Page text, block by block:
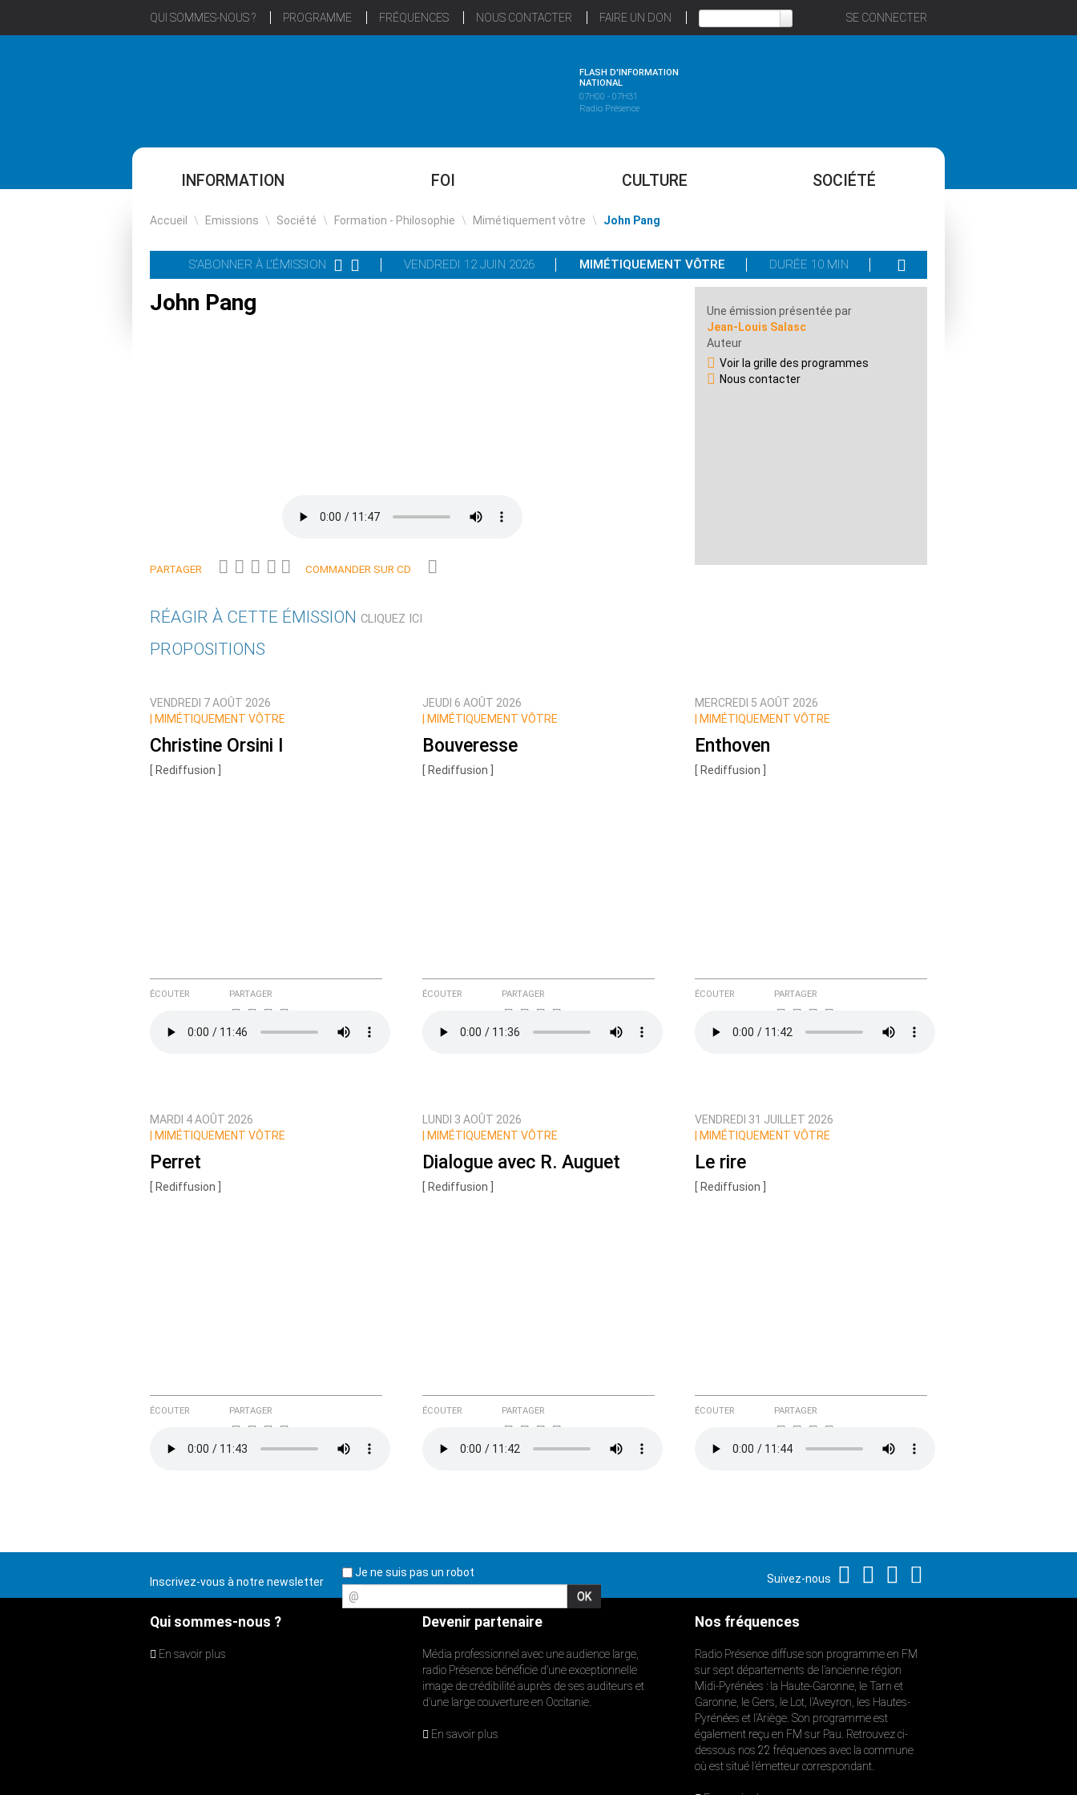
QUI SOMMES-NOUS ? PROGRAMME FRÉQUENCES NOUS CONTACTER FAIRE UN DON SE CONNECTER
FLASH D'INFORMATION
NATIONAL
07H00 - 07H31
Radio Présence
INFORMATION FOI CULTURE SOCIÉTÉ
Accueil \ Emissions \ Société \ Formation - Philosophie \ Mimétiquement vôtre \ John Pang
S'ABONNER À L'ÉMISSION VENDREDI 12 JUIN 2026 MIMÉTIQUEMENT VÔTRE DURÉE 10 MIN
John Pang
PARTAGER COMMANDER SUR CD
Une émission présentée par
Jean-Louis Salasc
Auteur
Voir la grille des programmes
Nous contacter
RÉAGIR À CETTE ÉMISSION CLIQUEZ ICI
Nom
Courriel (non publié)
Prévenez-moi de tous les nouveaux commentaires de cette discussion par email
PROPOSITIONS
VENDREDI 7 AOÛT 2026
MIMÉTIQUEMENT VÔTRE
Christine Orsini I
[ Rediffusion ]
ÉCOUTER PARTAGER
JEUDI 6 AOÛT 2026
MIMÉTIQUEMENT VÔTRE
Bouveresse
[ Rediffusion ]
ÉCOUTER PARTAGER
MERCREDI 5 AOÛT 2026
MIMÉTIQUEMENT VÔTRE
Enthoven
[ Rediffusion ]
ÉCOUTER PARTAGER
MARDI 4 AOÛT 2026
MIMÉTIQUEMENT VÔTRE
Perret
[ Rediffusion ]
ÉCOUTER PARTAGER
LUNDI 3 AOÛT 2026
MIMÉTIQUEMENT VÔTRE
Dialogue avec R. Auguet
[ Rediffusion ]
ÉCOUTER PARTAGER
VENDREDI 31 JUILLET 2026
MIMÉTIQUEMENT VÔTRE
Le rire
[ Rediffusion ]
ÉCOUTER PARTAGER
Inscrivez-vous à notre newsletter
Je ne suis pas un robot
@
Suivez-nous
Qui sommes-nous ?
En savoir plus
Devenir partenaire
Média professionnel avec une audience large,
radio Présence bénéficie d’une exceptionnelle
image de crédibilité auprès de ses auditeurs et
d’une large couverture en Occitanie.
En savoir plus
Nos fréquences
Radio Présence diffuse son programme en FM
sur sept départements de l’ancienne région
Midi-Pyrénées : la Haute-Garonne, le Tarn et
Garonne, le Gers, le Lot, l’Aveyron, les Hautes-
Pyrénées et l’Ariège. Son programme est
également reçu en FM sur Pau. Retrouvez ci-
dessous nos 22 fréquences avec la commune
où est situé l’émetteur correspondant.